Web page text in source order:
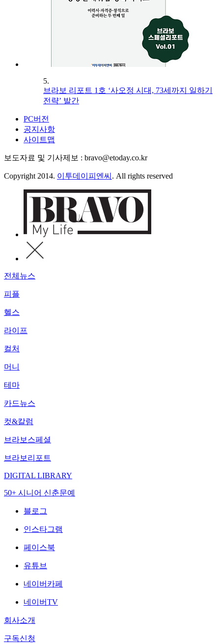
5.
브라보 리포트 1호 ‘사오정 시대, 73세까지 일하기
전략’ 발간
PC버전
공지사항
사이트맵
보도자료 및 기사제보 : bravo@etoday.co.kr
Copyright 2014. 이투데이피엔씨 . All rights reserved
전체뉴스
피플
헬스
라이프
컬처
머니
테마
카드뉴스
컷&칼럼
브라보스페셜
브라보리포트
DIGITAL LIBRARY
50+ 시니어 신춘문예
블로그
인스타그램
페이스북
유튜브
네이버카페
네이버TV
회사소개
구독신청